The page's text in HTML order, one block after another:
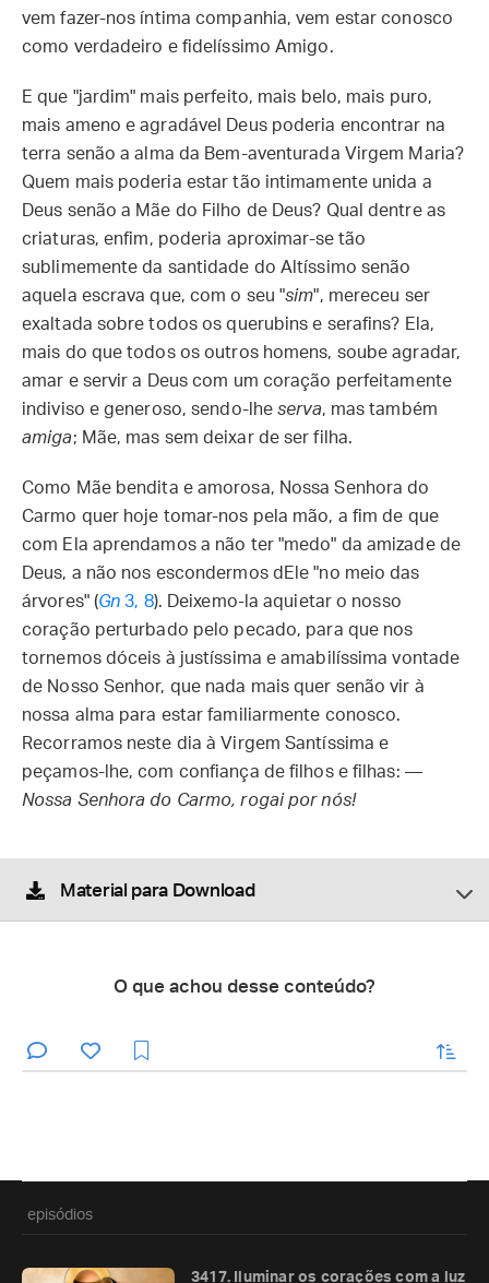
vem fazer-nos íntima companhia, vem estar conosco
como verdadeiro e fidelíssimo Amigo.
E que "jardim" mais perfeito, mais belo, mais puro,
mais ameno e agradável Deus poderia encontrar na
terra senão a alma da Bem-aventurada Virgem Maria?
Quem mais poderia estar tão intimamente unida a
Deus senão a Mãe do Filho de Deus? Qual dentre as
criaturas, enfim, poderia aproximar-se tão
sublimemente da santidade do Altíssimo senão
aquela escrava que, com o seu "sim", mereceu ser
exaltada sobre todos os querubins e serafins? Ela,
mais do que todos os outros homens, soube agradar,
amar e servir a Deus com um coração perfeitamente
indiviso e generoso, sendo-lheserva, mas também
amiga; Mãe, mas sem deixar de ser filha.
Como Mãe bendita e amorosa, Nossa Senhora do
Carmo quer hoje tomar-nos pela mão, a fim de que
com Ela aprendamos a não ter "medo" da amizade de
Deus, a não nos escondermos dEle "no meio das
árvores" (Gn 3, 8). Deixemo-la aquietar o nosso
coração perturbado pelo pecado, para que nos
tornemos dóceis à justíssima e amabilíssima vontade
de Nosso Senhor, que nada mais quer senão vir à
nossa alma para estar familiarmente conosco.
Recorramos neste dia à Virgem Santíssima e
peçamos-lhe, com confiança de filhos e filhas: —
Nossa Senhora do Carmo, rogai por nós!
Material para Download
O que achou desse conteúdo?
enviar
episódios
3417. Iluminar os corações com a luz